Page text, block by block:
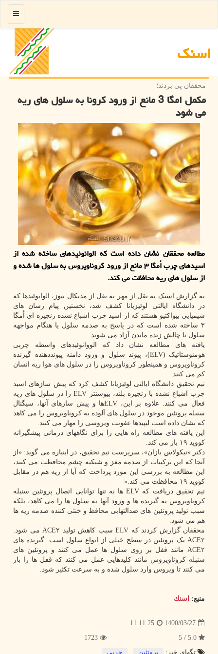
اسنك
منو
محققان پی بردند؛
مكمل امگا 3 مانع از ورود كرونا به سلول های ریه
می شود
مطالعه محققان نشان داده است که الوانوئیدهای ساخته شده از
اسیدهای چرب اُمگا ۳ مانع از ورود کروناویروس به سلول ها شده و
از سلول های ریه محافظت می کند.
به گزارش اسنک به نقل از مهر به نقل از مدیکال نیوز، الوانوئیدها که
در دانشگاه ایالتی لوئیزیانا کشف شد، نخستین پیام رسان های
شیمیایی بیواکتیو هستند که از اسید چرب اشباع نشده زنجیره ای اُمگا
۳ ساخته شده است که در پاسخ به صدمه سلول یا هنگام مواجهه
سلول با چالش زنده ماندن آزاد می شوند.
یافته های مطالعه نشان داد که الووانوئیدهای واسطه چربی
هومئوستاتیک (ELV)، پیوند سلول و ورود دامنه پیونددهنده گیرنده
کروناویروس و همینطور کروناویروس را در سلول های هوا ریه انسان
کم می کنند.
تیم تحقیق دانشگاه ایالتی لوئیزیانا کشف کرد که پیش سازهای اسید
چرب اشباع نشده با زنجیره بلند، بیوسنتز ELV را در سلول های ریه
فعال می کنند. علاوه بر این، ELVها و پیش سازهای آنها، سیگنال
سنبله پروتئین موجود در سلول های آلوده به کروناویروس را می کاهد
که نشان داده است لیپیدها عفونت ویروسی را مهار می کنند.
این یافته های مطالعه راه هایی را برای نگاههای درمانی پیشگیرانه
کووید ۱۹ باز می کند.
دکتر «نیکولاس بازان»، سرپرست تیم تحقیق، در اینباره می گوید: «از
آنجا که این ترکیبات از صدمه مغز و شبکیه چشم محافظت می کنند،
این مطالعه به بررسی این مورد پرداخت که آیا از ریه هم در مقابل
کووید ۱۹ محافظت می کند.»
تیم تحقیق دریافت که ELV ها نه تنها توانایی اتصال پروتئین سنبله
کروناویروس به گیرنده ها و ورود آنها به سلول ها را می کاهد، بلکه
سبب تولید پروتئین های ضدالتهابی محافظ و خنثی کننده صدمه ریه ها
هم می شود.
محققان گزارش کردند که ELV سبب کاهش تولید ACE۲ می شود.
ACE۲ یک پروتئین در سطح خیلی از انواع سلول است. گیرنده های
ACE۲ مانند قفل بر روی سلول ها عمل می کنند و پروتئین های
سنبله کروناویروس مانند کلیدهایی عمل می کنند که قفل ها را باز
می کنند تا ویروس وارد سلول شده و به سرعت تکثیر شود.
منبع: اسنك
1400/03/27
11:11:25
تگهای خبر:
پروتئین , چربی